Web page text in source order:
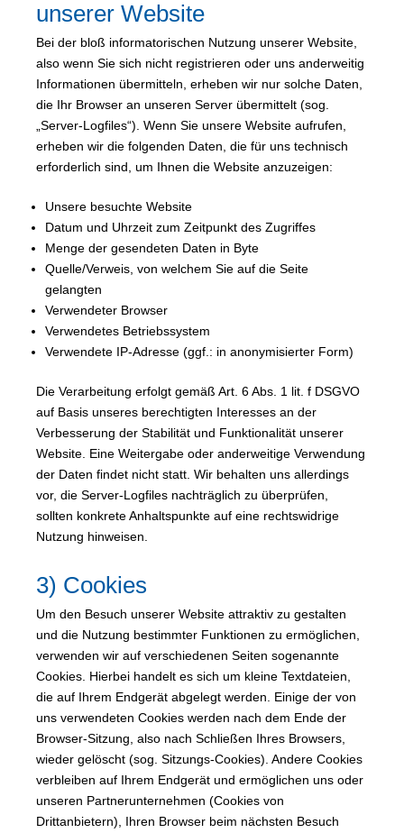
unserer Website
Bei der bloß informatorischen Nutzung unserer Website,
also wenn Sie sich nicht registrieren oder uns anderweitig
Informationen übermitteln, erheben wir nur solche Daten,
die Ihr Browser an unseren Server übermittelt (sog.
„Server-Logfiles“). Wenn Sie unsere Website aufrufen,
erheben wir die folgenden Daten, die für uns technisch
erforderlich sind, um Ihnen die Website anzuzeigen:
Unsere besuchte Website
Datum und Uhrzeit zum Zeitpunkt des Zugriffes
Menge der gesendeten Daten in Byte
Quelle/Verweis, von welchem Sie auf die Seite
gelangten
Verwendeter Browser
Verwendetes Betriebssystem
Verwendete IP-Adresse (ggf.: in anonymisierter Form)
Die Verarbeitung erfolgt gemäß Art. 6 Abs. 1 lit. f DSGVO
auf Basis unseres berechtigten Interesses an der
Verbesserung der Stabilität und Funktionalität unserer
Website. Eine Weitergabe oder anderweitige Verwendung
der Daten findet nicht statt. Wir behalten uns allerdings
vor, die Server-Logfiles nachträglich zu überprüfen,
sollten konkrete Anhaltspunkte auf eine rechtswidrige
Nutzung hinweisen.
3) Cookies
Um den Besuch unserer Website attraktiv zu gestalten
und die Nutzung bestimmter Funktionen zu ermöglichen,
verwenden wir auf verschiedenen Seiten sogenannte
Cookies. Hierbei handelt es sich um kleine Textdateien,
die auf Ihrem Endgerät abgelegt werden. Einige der von
uns verwendeten Cookies werden nach dem Ende der
Browser-Sitzung, also nach Schließen Ihres Browsers,
wieder gelöscht (sog. Sitzungs-Cookies). Andere Cookies
verbleiben auf Ihrem Endgerät und ermöglichen uns oder
unseren Partnerunternehmen (Cookies von
Drittanbietern), Ihren Browser beim nächsten Besuch